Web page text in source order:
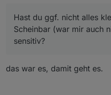
Hast du ggf. nicht alles
Scheinbar (war mir auch
sensitiv?
das war es, damit geht es.